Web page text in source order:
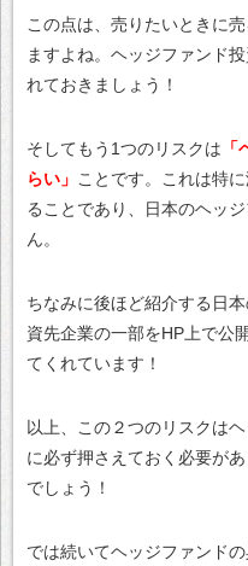
この点は、売りたいときに
ますよね。ヘッジファンド
れておきましょう！
そしてもう1つのリスクは
らい」 ことです。これは特
ることであり、日本のヘッ
ん。
ちなみに後ほど紹介する日
資先企業の一部をHP上で公
てくれています！
以上、この２つのリスクは
に必ず押さえておく必要が
でしょう！
では続いてヘッジファンド